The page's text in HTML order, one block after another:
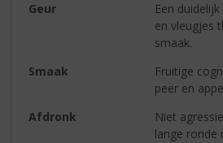
Geur
Een
en vleugjes
smaak.
Smaak
Fruitige
peer en
Afdronk
Niet
lange ronde